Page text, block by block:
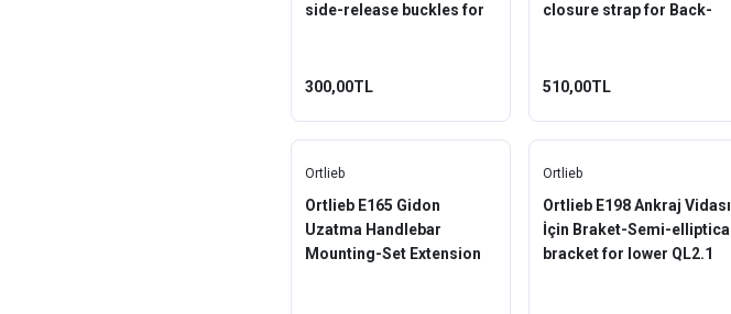
side-release buckles for
300,00TL
closure strap for Back-
510,00TL
Ortlieb
Ortlieb E165 Gidon
Uzatma Handlebar
Mounting-Set Extension
Ortlieb
Ortlieb E198 Ankraj Vidası
İçin Braket-Semi-elliptical
bracket for lower QL2.1